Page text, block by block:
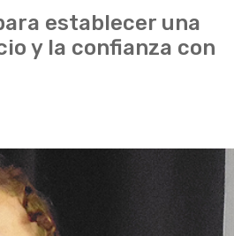
establecer una
y la confianza con